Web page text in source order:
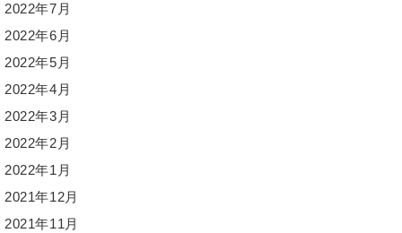
2022年7月
2022年6月
2022年5月
2022年4月
2022年3月
2022年2月
2022年1月
2021年12月
2021年11月